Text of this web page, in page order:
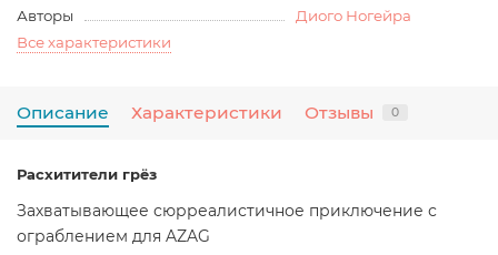
Авторы
Диого Ногейра
Все характеристики
Описание Характеристики Отзывы 0
Расхитители грёз
Захватывающее сюрреалистичное приключение с
ограблением для AZAG